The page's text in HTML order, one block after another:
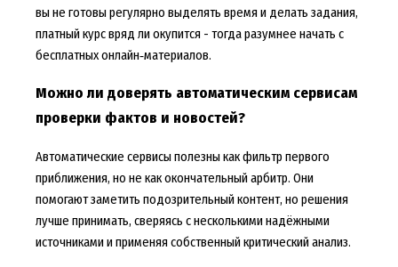
вы не готовы регулярно выделять время и делать задания,
платный курс вряд ли окупится - тогда разумнее начать с
бесплатных онлайн‑материалов.
Можно ли доверять автоматическим сервисам
проверки фактов и новостей?
Автоматические сервисы полезны как фильтр первого
приближения, но не как окончательный арбитр. Они
помогают заметить подозрительный контент, но решения
лучше принимать, сверяясь с несколькими надёжными
источниками и применяя собственный критический анализ.